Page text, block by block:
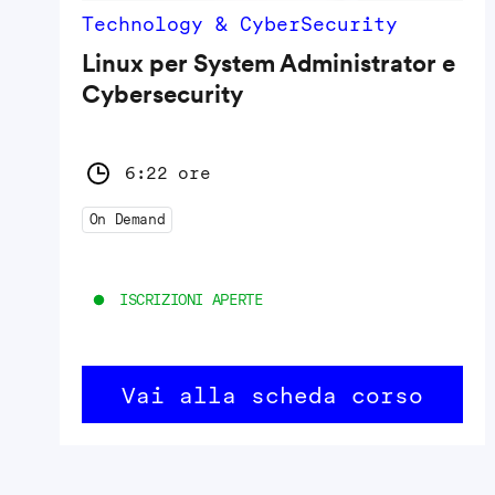
Technology & CyberSecurity
Linux per System Administrator e
Cybersecurity
6:22 ore
On Demand
ISCRIZIONI APERTE
Vai alla scheda corso